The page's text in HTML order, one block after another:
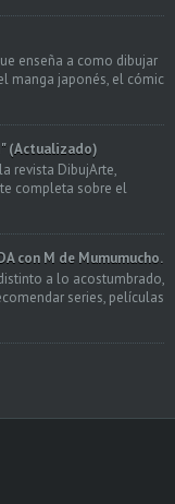
enseña a como dibujar
manga japonés, el cómic
(Actualizado)
revista DibujArte,
completa sobre el
con M de Mumumucho.
a lo acostumbrado,
series, películas